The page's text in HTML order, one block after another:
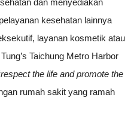
kesehatan lainnya
layanan kosmetik atau
Taichung Metro Harbor
respect the life and promote the
rumah sakit yang ramah